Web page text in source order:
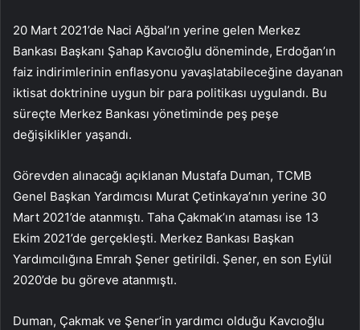
20 Mart 2021’de Naci Ağbal’ın yerine gelen Merkez
Bankası Başkanı Şahap Kavcıoğlu döneminde, Erdoğan’ın
faiz indirimlerinin enflasyonu yavaşlatabileceğine dayanan
iktisat doktrinine uygun bir para politikası uygulandı. Bu
süreçte Merkez Bankası yönetiminde peş peşe
değişiklikler yaşandı.
Görevden alınacağı açıklanan Mustafa Duman, TCMB
Genel Başkan Yardımcısı Murat Çetinkaya’nın yerine 30
Mart 2021’de atanmıştı. Taha Çakmak’ın ataması ise 13
Ekim 2021’de gerçekleşti. Merkez Bankası Başkan
Yardımcılığına Emrah Şener getirildi. Şener, en son Eylül
2020’de bu göreve atanmıştı.
Duman, Çakmak ve Şener’in yardımcı olduğu Kavcıoğlu